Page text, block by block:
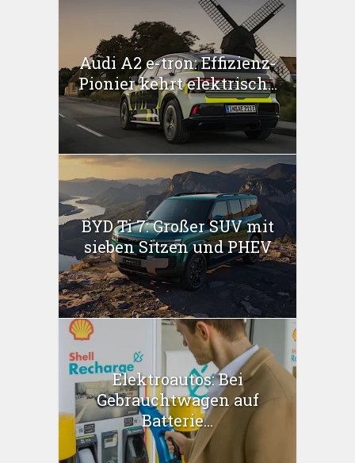
Audi A2 e-tron: Effizienz-
Pionier kehrt elektrisch...
BYD Ti 7: Großer SUV mit
sieben Sitzen und PHEV
Elektroautos: Bei
Gebrauchtwagen auf
Batterie...